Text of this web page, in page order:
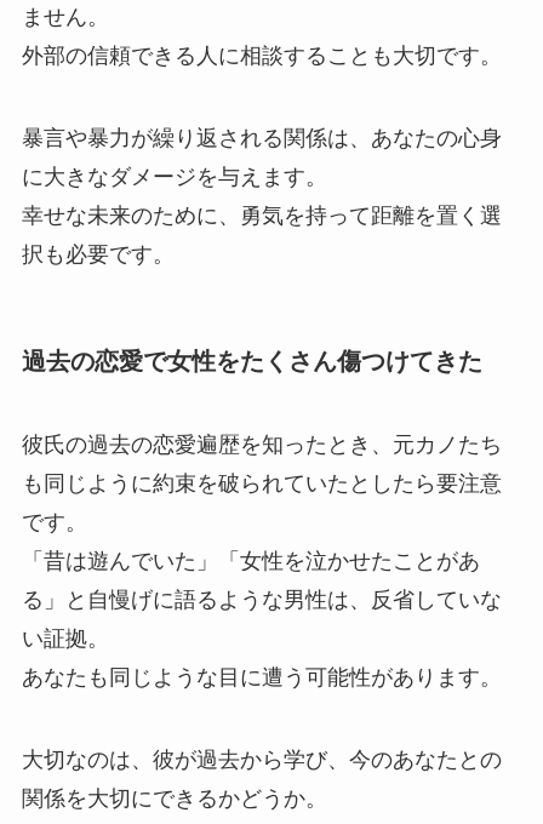
ません。
外部の信頼できる人に相談することも大切です。
暴言や暴力が繰り返される関係は、あなたの心身
に大きなダメージを与えます。
幸せな未来のために、勇気を持って距離を置く選
択も必要です。
過去の恋愛で女性をたくさん傷つけてきた
彼氏の過去の恋愛遍歴を知ったとき、元カノたち
も同じように約束を破られていたとしたら要注意
です。
「昔は遊んでいた」「女性を泣かせたことがあ
る」と自慢げに語るような男性は、反省していな
い証拠。
あなたも同じような目に遭う可能性があります。
大切なのは、彼が過去から学び、今のあなたとの
関係を大切にできるかどうか。